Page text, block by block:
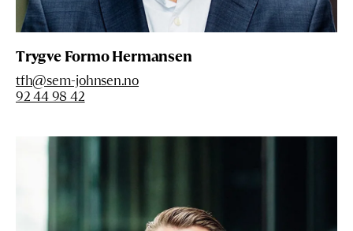
Trygve Formo Hermansen
tfh@sem-johnsen.no
92 44 98 42